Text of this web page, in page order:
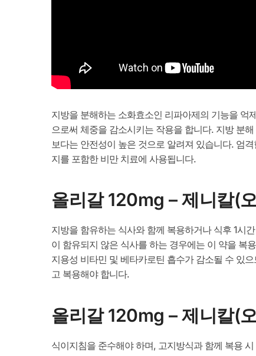
지방을 분해하는 소화효소인 리파아제의 기능을 억
으로써 체중을 감소시키는 작용을 합니다. 지방 분
보다는 안전성이 높은 것으로 알려져 있습니다. 엄
지를 포함한 비만 치료에 사용됩니다.
올리갈 120mg – 제니칼(
지방을 함유하는 식사와 함께 복용하거나 식후 1시
이 함유되지 않은 식사를 하는 경우에는 이 약을 복
지용성 비타민 및 베타카로틴 흡수가 감소될 수 있
고 복용해야 합니다.
올리갈 120mg – 제니칼(
식이지침을 준수해야 하며, 고지방식과 함께 복용